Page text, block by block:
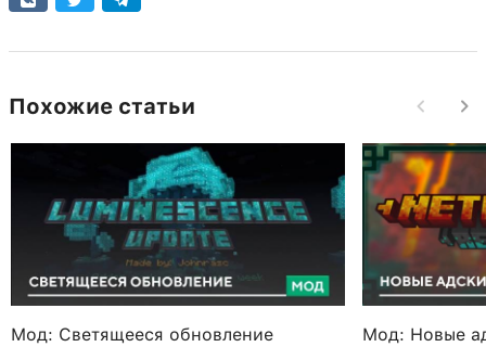
Похожие статьи
Мод: Светящееся обновление Мод: Новые